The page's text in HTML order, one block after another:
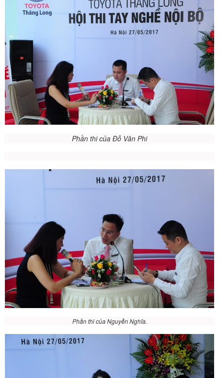
Phần thi của Đỗ Văn Phi
Phần thi của Nguyễn Nghĩa.